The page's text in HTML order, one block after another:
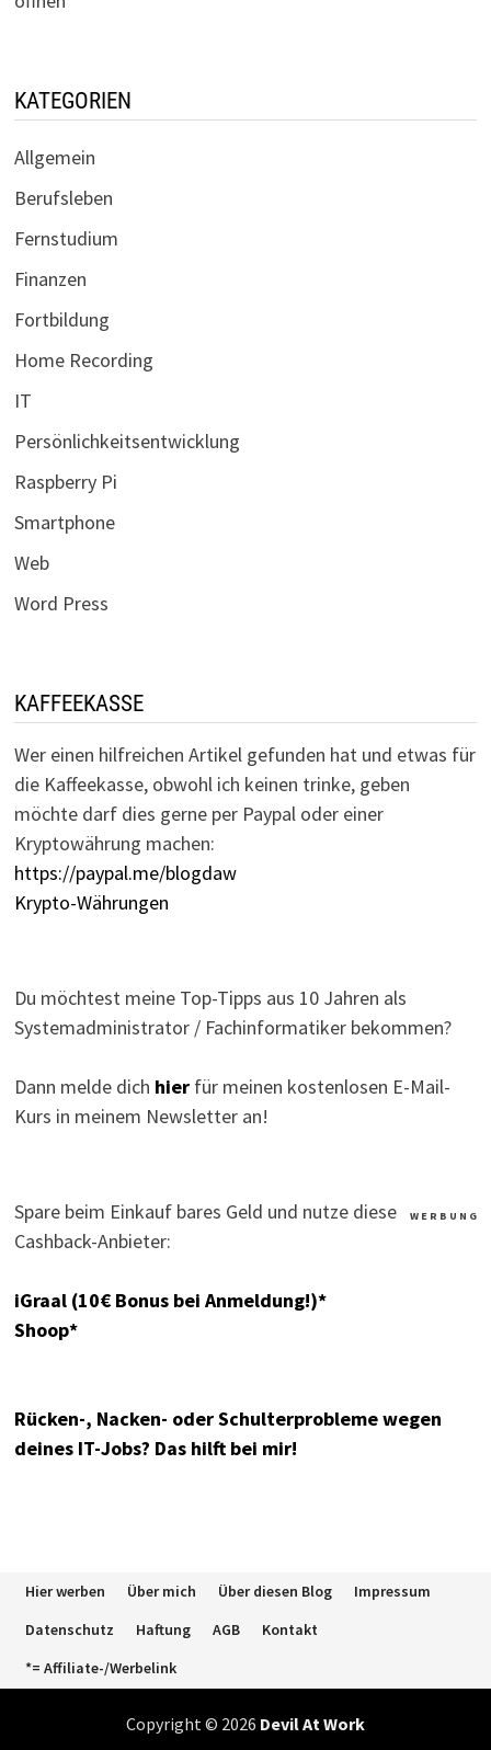
KATEGORIEN
Allgemein
Berufsleben
Fernstudium
Finanzen
Fortbildung
Home Recording
IT
Persönlichkeitsentwicklung
Raspberry Pi
Smartphone
Web
Word Press
KAFFEEKASSE
Wer einen hilfreichen Artikel gefunden hat und etwas für
die Kaffeekasse, obwohl ich keinen trinke, geben
möchte darf dies gerne per Paypal oder einer
Kryptowährung machen:
https://paypal.me/blogdaw
Krypto-Währungen
Du möchtest meine Top-Tipps aus 10 Jahren als
Systemadministrator / Fachinformatiker bekommen?
Dann melde dich hierfür meinen kostenlosen E-Mail-
Kurs in meinem Newsletter an!
W E R B U N G
Spare beim Einkauf bares Geld und nutze diese
Cashback-Anbieter:
iGraal (10€ Bonus bei Anmeldung!)*
Shoop*
Rücken-, Nacken- oder Schulterprobleme wegen
deines IT-Jobs? Das hilft bei mir!
Hier werben Über mich Über diesen Blog
Impressum
Datenschutz
Haftung AGB
Kontakt
*= Affiliate-/Werbelink
Copyright © 2026 Devil At Work